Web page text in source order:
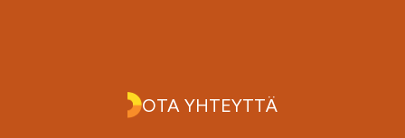
OTA YHTEYTTÄ